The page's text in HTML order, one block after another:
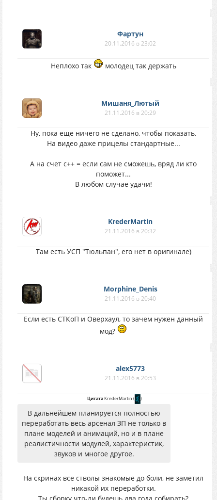
Фартун
20.11.2016 в 23:02
Неплохо так молодец так держать
Мишаня_Лютый
21.11.2016 в 20:29
Ну, пока еще ничего не сделано, чтобы показать.
На видео даже прицелы стандартные...
А на счет с++ = если сам не сможешь, вряд ли кто
поможет...
В любом случае удачи!
KrederMartin
21.11.2016 в 20:32
Там есть УСП "Тюльпан", его нет в оригинале)
Morphine_Denis
21.11.2016 в 20:40
Если есть СТКоП и Оверхаул, то зачем нужен данный
мод?
alex5773
21.11.2016 в 20:53
ЦитатаKrederMartin ( )
В дальнейшем планируется полностью
переработать весь арсенал ЗП не только в
плане моделей и анимаций, но и в плане
реалистичности модулей, характеристик,
звуков и многое другое.
На скринах все стволы знакомые до боли, не заметил
никакой их переработки.
Ты сборку что-ли будешь два года собирать?